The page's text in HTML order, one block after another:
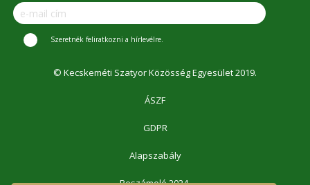
Szeretnék feliratkozni a hírlevélre.
© Kecskeméti Szatyor Közösség Egyesület 2019.
ÁSZF
GDPR
Alapszabály